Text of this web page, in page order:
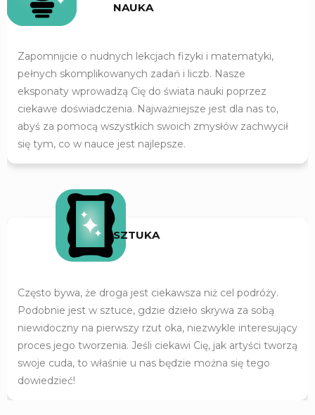
NAUKA
Zapomnijcie o nudnych lekcjach fizyki i matematyki,
pełnych skomplikowanych zadań i liczb. Nasze
eksponaty wprowadzą Cię do świata nauki poprzez
ciekawe doświadczenia. Najważniejsze jest dla nas to,
abyś za pomocą wszystkich swoich zmysłów zachwycił
się tym, co w nauce jest najlepsze.
SZTUKA
Często bywa, że droga jest ciekawsza niż cel podróży.
Podobnie jest w sztuce, gdzie dzieło skrywa za sobą
niewidoczny na pierwszy rzut oka, niezwykle interesujący
proces jego tworzenia. Jeśli ciekawi Cię, jak artyści tworzą
swoje cuda, to właśnie u nas będzie można się tego
dowiedzieć!